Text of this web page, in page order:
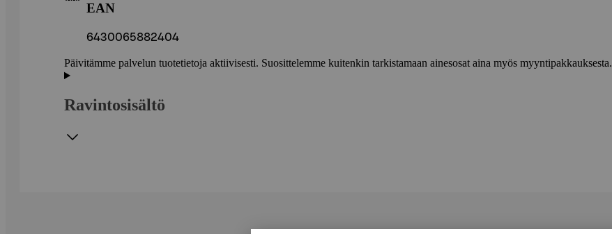
EAN
6430065882404
Päivitämme palvelun tuotetietoja aktiivisesti. Suosittelemme kuitenkin tarkistamaan ainesosat aina myös myyntipakkauksesta.
Ravintosisältö